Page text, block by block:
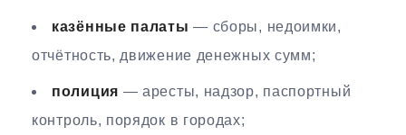
казённые палаты — сборы, недоимки,
отчётность, движение денежных сумм;
полиция — аресты, надзор, паспортный
контроль, порядок в городах;